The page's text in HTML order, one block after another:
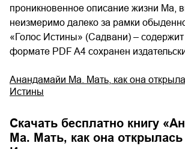
проникновенное описание жизни Ма,
неизмеримо далеко за рамки
«Голос Истины» (Садвани) –
формате PDF A4 сохранен
Анандамайи Ма. Мать, как она
Истины
Скачать бесплатно книгу «
Ма. Мать, как она